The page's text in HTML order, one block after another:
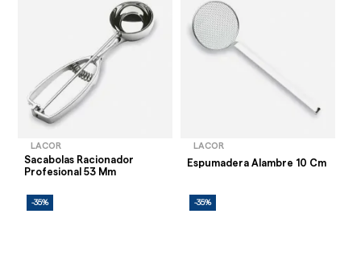
LACOR
Sacabolas Racionador
Profesional 53 Mm
-35%
LACOR
Espumadera Alambre 10 Cm
-35%